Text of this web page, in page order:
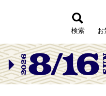
検索 お